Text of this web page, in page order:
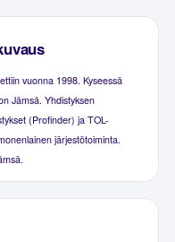
vuonna 1998. Kyseessä
Jämsä. Yhdistyksen
(Profinder) ja TOL-
järjestötoiminta.